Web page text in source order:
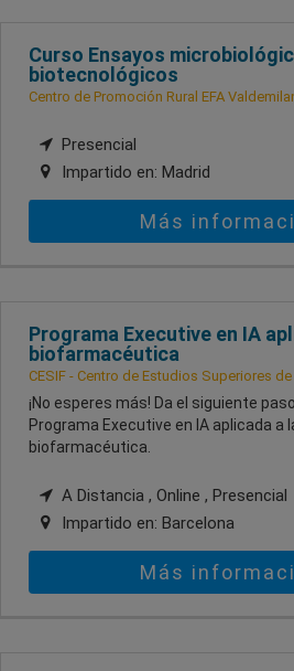
Curso Ensayos
biotecnológicos
Centro de Promoción Rural EFA
Presencial
Impartido en: Madrid
Más
Programa Executive en IA
biofarmacéutica
CESIF - Centro de Estudios Superiores
¡No esperes más! Da el siguiente
Programa Executive en IA aplicada a
biofarmacéutica.
A Distancia , Online , Presencial
Impartido en: Barcelona
Más